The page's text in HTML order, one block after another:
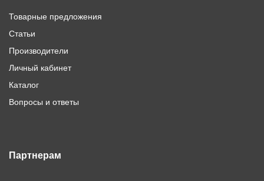
Товарные предложения
Статьи
Производители
Личный кабинет
Каталог
Вопросы и ответы
Партнерам